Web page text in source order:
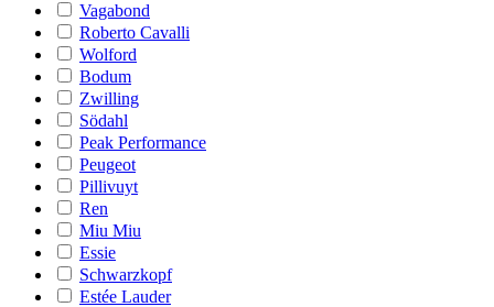
Vagabond
Roberto Cavalli
Wolford
Bodum
Zwilling
Södahl
Peak Performance
Peugeot
Pillivuyt
Ren
Miu Miu
Essie
Schwarzkopf
Estée Lauder